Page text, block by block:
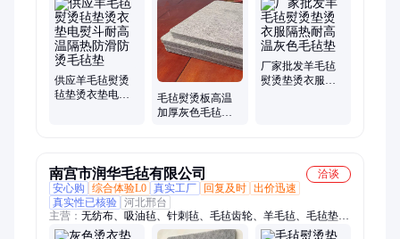
震带、预氧丝、滑注油、分切机、主题板、吸音毡、防尘毡、羊
毛套、录音棚、滚筒套、印花机、针扎板
供应羊毛毡熨烫
毡垫烫衣垫电熨
毛毡熨烫板高温
加厚灰色毛毡垫
厂家批发羊毛毡
熨烫垫烫衣服隔
南宫市润华毛毡有限公司
洽谈
安心购
综合体验L0 真实工厂 回复及时 出价迅速
真实性已核验 河北邢台
主营： 无纺布、吸油毡、针刺毡、毛毡齿轮、羊毛毡、毛毡垫、
毛毡轮、毛毡球、毛毡筒、毛毡条、毛毡圈、密封垫、毛毡块、